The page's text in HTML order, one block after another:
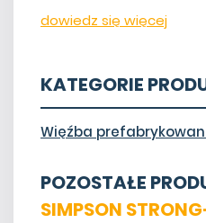
dowiedz się więcej
KATEGORIE
Więźba
POZOSTAŁE
SIMPSON